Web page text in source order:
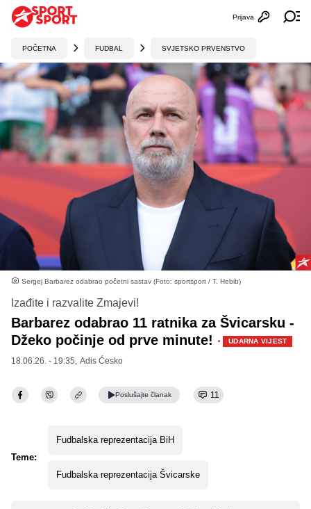
Otvori
Prijava
POČETNA FUDBAL SVJETSKO PRVENSTVO
Sergej Barbarez odabrao početni sastav (Foto: sportsport / T. Hebib)
Izađite i razvalite Zmajevi!
Barbarez odabrao 11 ratnika za Švicarsku -
Džeko počinje od prve minute! · UDARNA VIJEST
18.06.26. - 19:35, Adis Ćesko
Poslušajte članak 11
Teme:
Fudbalska reprezentacija BiH
Fudbalska reprezentacija Švicarske